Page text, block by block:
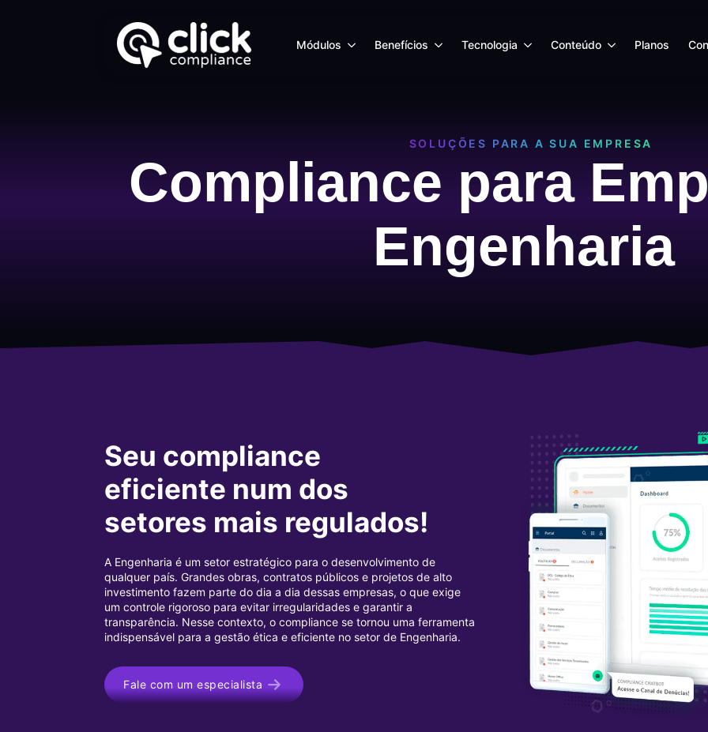
Módulos Benefícios Tecnologia Conteúdo Planos
SOLUÇÕES PARA A SUA EMPRESA
Compliance para
Engenharia
Seu compliance
eficiente num dos
setores mais regulados!
A Engenharia é um setor estratégico para o desenvolvimento de
qualquer país. Grandes obras, contratos públicos e projetos de alto
investimento fazem parte do dia a dia dessas empresas, o que exige
um controle rigoroso para evitar irregularidades e garantir a
transparência. Nesse contexto, o compliance se tornou uma ferramenta
indispensável para a gestão ética e eficiente no setor de Engenharia.
Fale com um especialista